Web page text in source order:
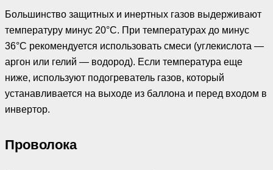
Большинство защитных и инертных газов выдерживают
температуру минус 20°С. При температурах до минус
36°С рекомендуется использовать смеси (углекислота —
аргон или гелий — водород). Если температура еще
ниже, используют подогреватель газов, который
устанавливается на выходе из баллона и перед входом в
инвертор.
Проволока